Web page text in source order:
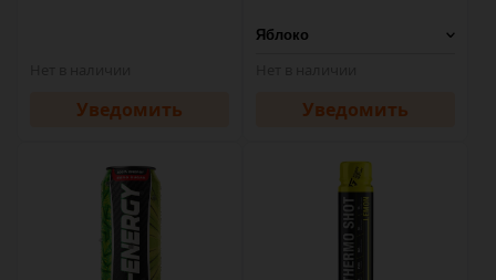
Уведомить Уведомить